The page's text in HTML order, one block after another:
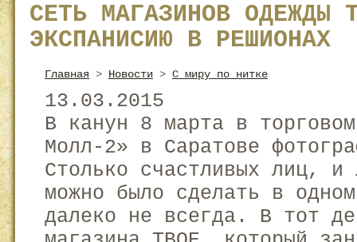
СЕТЬ МАГАЗИНОВ ОДЕЖДЫ
ЭКСПАНИСИЮ В РЕШИОНАХ
Главная > Новости > C миру по нитке
13.03.2015
В канун 8 марта в
Молл-2» в Саратове
Столько счастливых лиц, и
можно было сделать в
далеко не всегда. В тот